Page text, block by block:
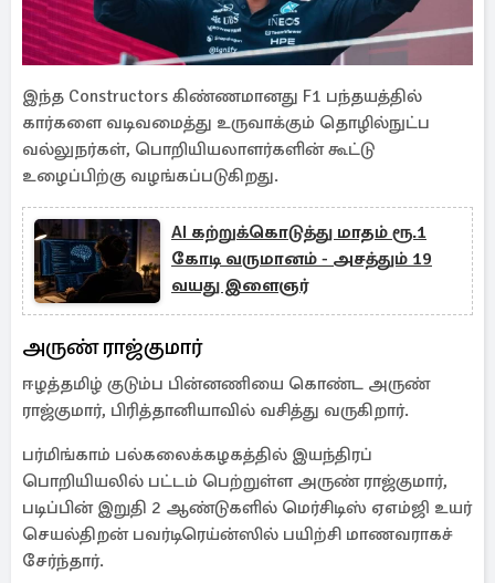
இந்த Constructors கிண்ணமானது F1 பந்தயத்தில்
கார்களை வடிவமைத்து உருவாக்கும் தொழில்நுட்ப
வல்லுநர்கள், பொறியியலாளர்களின் கூட்டு
உழைப்பிற்கு வழங்கப்படுகிறது.
AI கற்றுக்கொடுத்து மாதம் ரூ.1
கோடி வருமானம் - அசத்தும் 19
வயது இளைஞர்
அருண் ராஜ்குமார்
ஈழத்தமிழ் குடும்ப பின்னணியை கொண்ட அருண்
ராஜ்குமார், பிரித்தானியாவில் வசித்து வருகிறார்.
பர்மிங்காம் பல்கலைக்கழகத்தில் இயந்திரப்
பொறியியலில் பட்டம் பெற்றுள்ள அருண் ராஜ்குமார்,
படிப்பின் இறுதி 2 ஆண்டுகளில் மெர்சிடிஸ் ஏஎம்ஜி உயர்
செயல்திறன் பவர்டிரெய்ன்ஸில் பயிற்சி மாணவராகச்
சேர்ந்தார்.